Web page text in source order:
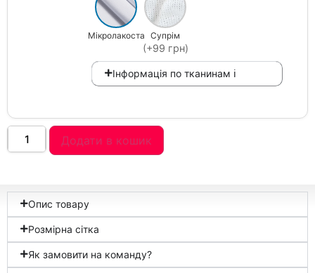
Мікролакоста Супрім
(+99 грн)
Інформація по тканинам ℹ
Додати в кошик
Опис товару
Розмірна сітка
Як замовити на команду?